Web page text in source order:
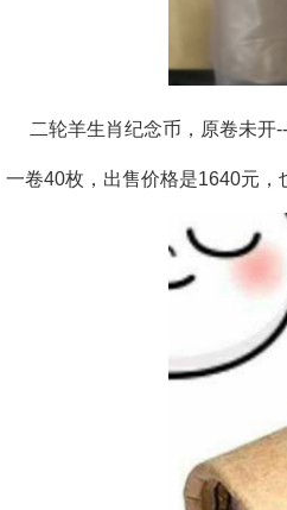
二轮羊生肖纪念币，原卷未开
一卷40枚，出售价格是1640元，